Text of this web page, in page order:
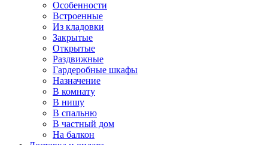
Особенности
Встроенные
Из кладовки
Закрытые
Открытые
Раздвижные
Гардеробные шкафы
Назначение
В комнату
В нишу
В спальню
В частный дом
На балкон